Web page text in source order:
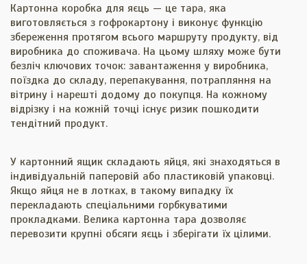
Картонна коробка для яєць — це тара, яка
виготовляється з гофрокартону і виконує функцію
збереження протягом всього маршруту продукту, від
виробника до споживача. На цьому шляху може бути
безліч ключових точок: завантаження у виробника,
поїздка до складу, перепакування, потрапляння на
вітрину і нарешті додому до покупця. На кожному
відрізку і на кожній точці існує ризик пошкодити
тендітний продукт.
У картонний ящик складають яйця, які знаходяться в
індивідуальній паперовій або пластиковій упаковці.
Якщо яйця не в лотках, в такому випадку їх
перекладають спеціальними горбкуватими
прокладками. Велика картонна тара дозволяє
перевозити крупні обсяги яєць і зберігати їх цілими.